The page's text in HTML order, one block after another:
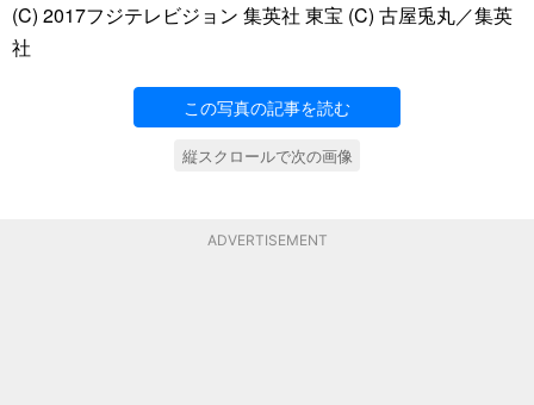
(C) 2017フジテレビジョン 集英社 東宝 (C) 古屋兎丸／集英
社
この写真の記事を読む
縦スクロールで次の画像
ADVERTISEMENT